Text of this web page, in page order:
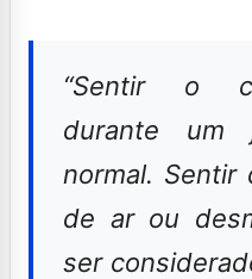
“Sentir o
durante um
normal.
de ar ou
ser